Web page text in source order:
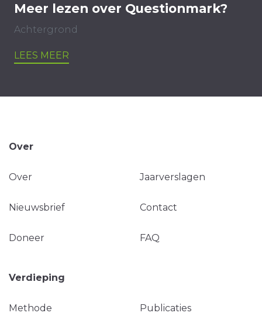
Meer lezen over Questionmark?
Achtergrond
LEES MEER
Over
Over Jaarverslagen
Nieuwsbrief Contact
Doneer FAQ
Verdieping
Methode Publicaties